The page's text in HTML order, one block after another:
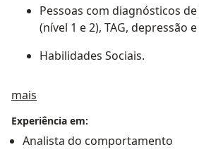
Pessoas com diagnósticos
(nível 1 e 2), TAG, depressão
Habilidades Sociais.
mais
Experiência em:
Analista do comportamento